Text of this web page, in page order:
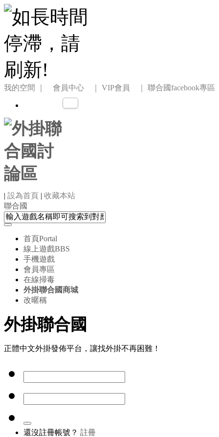
我的空間 ｜ 會員中心 ｜ VIP會員 ｜ 聯合國facebook專區
| 設為首頁 | 收藏本站
聯合國
首頁Portal
線上遊戲BBS
手機遊戲
會員專區
在線掃毒
外掛聯合國商城
改暱稱
外掛聯合國
正體中文外掛發佈平台，讓找外掛不再困難！
還沒註冊帳號？ 註冊